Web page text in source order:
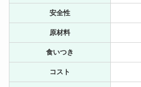
安全性
原材料
食いつき
コスト